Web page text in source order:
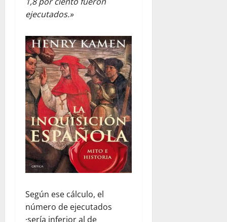
ejecutados.»
Según ese cálculo, el
número de ejecutados
·sería inferior al de